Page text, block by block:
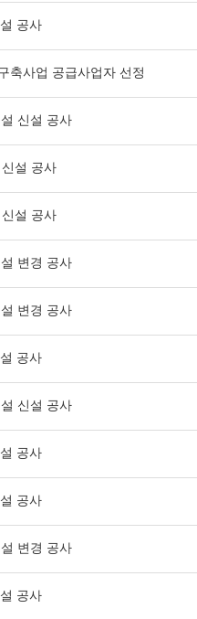
공사
축사업 공급사업자 선정
신설 공사
설 공사
설 공사
변경 공사
변경 공사
공사
신설 공사
공사
공사
변경 공사
공사